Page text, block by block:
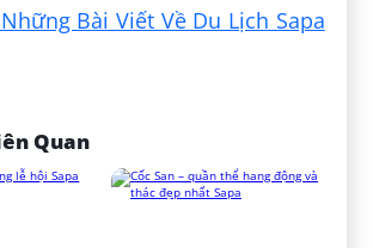
Bài Viết Về Du Lịch Sapa
Quan